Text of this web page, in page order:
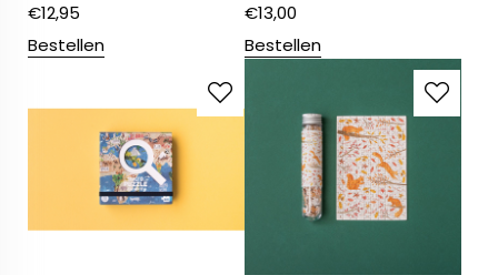
€12,95
Bestellen
€13,00
Bestellen